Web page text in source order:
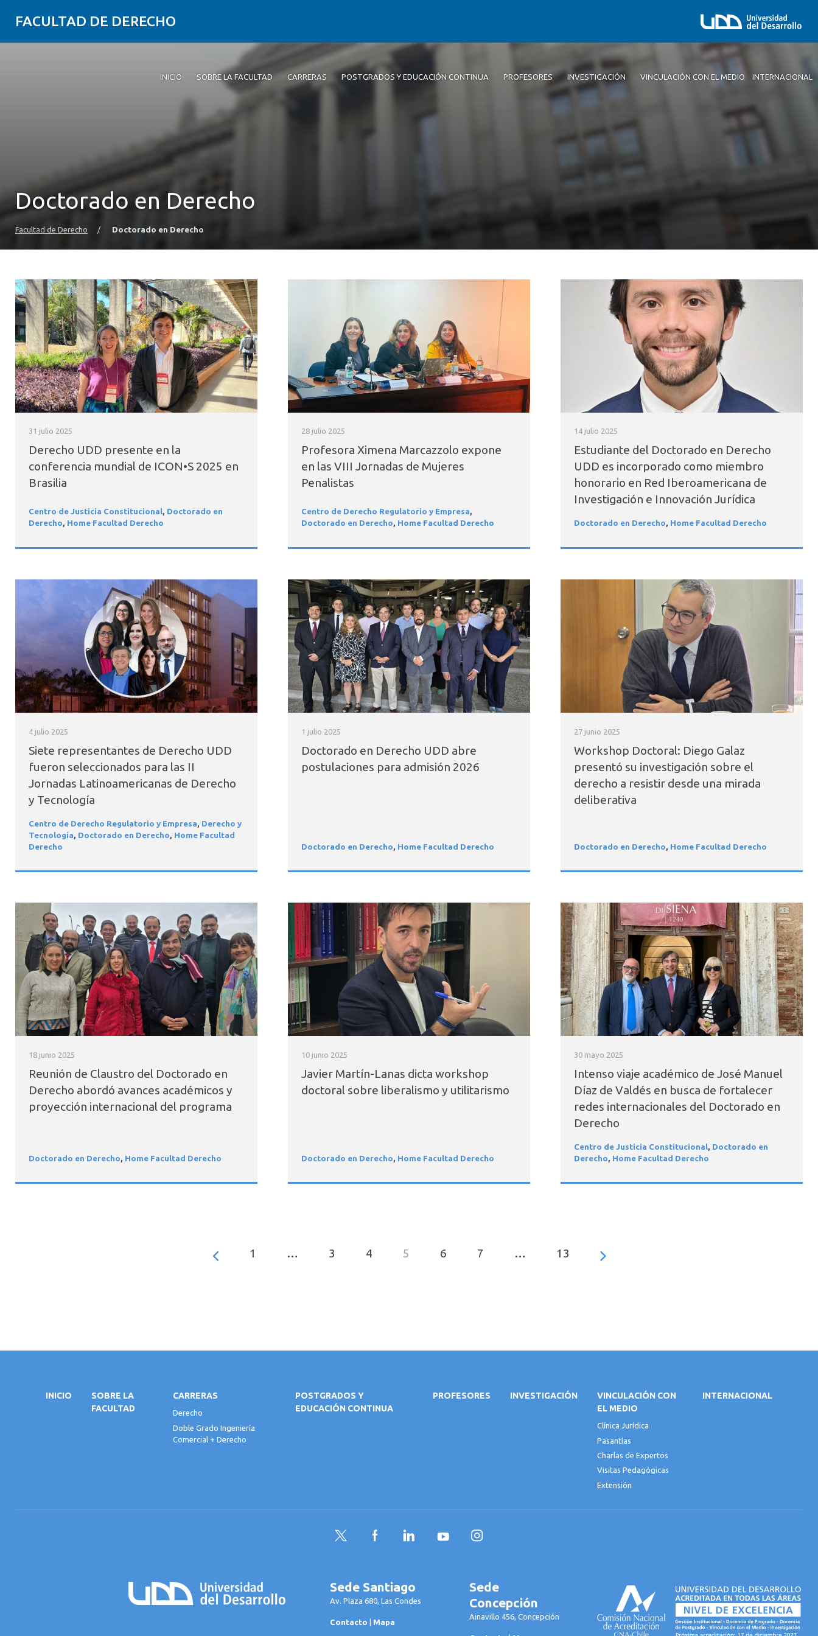
FACULTAD DE DERECHO
INICIO SOBRE LA FACULTAD CARRERAS POSTGRADOS Y EDUCACIÓN CONTINUA PROFESORES INVESTIGACIÓN VINCULACIÓN CON EL MEDIO INTERNACIONAL
Doctorado en Derecho
Facultad de Derecho / Doctorado en Derecho
31 julio 2025
Derecho UDD presente en la
conferencia mundial de ICON•S 2025 en
Brasilia
Centro de Justicia Constitucional, Doctorado en
Derecho, Home Facultad Derecho
28 julio 2025
Profesora Ximena Marcazzolo expone
en las VIII Jornadas de Mujeres
Penalistas
Centro de Derecho Regulatorio y Empresa,
Doctorado en Derecho, Home Facultad Derecho
14 julio 2025
Estudiante del Doctorado en Derecho
UDD es incorporado como miembro
honorario en Red Iberoamericana de
Investigación e Innovación Jurídica
Doctorado en Derecho, Home Facultad Derecho
4 julio 2025
Siete representantes de Derecho UDD
fueron seleccionados para las II
Jornadas Latinoamericanas de Derecho
y Tecnología
Centro de Derecho Regulatorio y Empresa, Derecho y
Tecnología, Doctorado en Derecho, Home Facultad
Derecho
1 julio 2025
Doctorado en Derecho UDD abre
postulaciones para admisión 2026
Doctorado en Derecho, Home Facultad Derecho
27 junio 2025
Workshop Doctoral: Diego Galaz
presentó su investigación sobre el
derecho a resistir desde una mirada
deliberativa
Doctorado en Derecho, Home Facultad Derecho
18 junio 2025
Reunión de Claustro del Doctorado en
Derecho abordó avances académicos y
proyección internacional del programa
Doctorado en Derecho, Home Facultad Derecho
10 junio 2025
Javier Martín-Lanas dicta workshop
doctoral sobre liberalismo y utilitarismo
Doctorado en Derecho, Home Facultad Derecho
30 mayo 2025
Intenso viaje académico de José Manuel
Díaz de Valdés en busca de fortalecer
redes internacionales del Doctorado en
Derecho
Centro de Justicia Constitucional, Doctorado en
Derecho, Home Facultad Derecho
1 … 3 4 5 6 7 … 13
INICIO
SOBRE LA
FACULTAD
CARRERAS
Derecho
Doble Grado Ingeniería
Comercial + Derecho
POSTGRADOS Y
EDUCACIÓN CONTINUA
PROFESORES INVESTIGACIÓN
VINCULACIÓN CON
EL MEDIO
Clínica Jurídica
Pasantías
Charlas de Expertos
Visitas Pedagógicas
Extensión
INTERNACIONAL
Twitter FacebookLinkedInYouTubeInstagram
Sede Santiago
Av. Plaza 680, Las Condes
Contacto | Mapa
Sede
Concepción
Ainavillo 456, Concepción